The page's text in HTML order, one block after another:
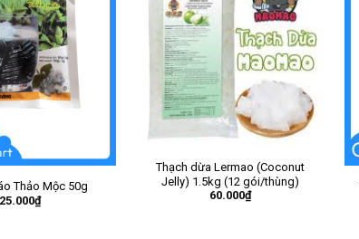
Thảo Mộc 50g
25.000₫
Thạch dừa Lermao (Coconut
Jelly) 1.5kg (12 gói/thùng)
60.000₫